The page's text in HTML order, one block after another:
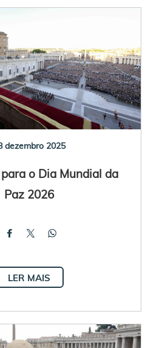
dezembro 2025
o Dia Mundial da
Paz 2026
LER MAIS